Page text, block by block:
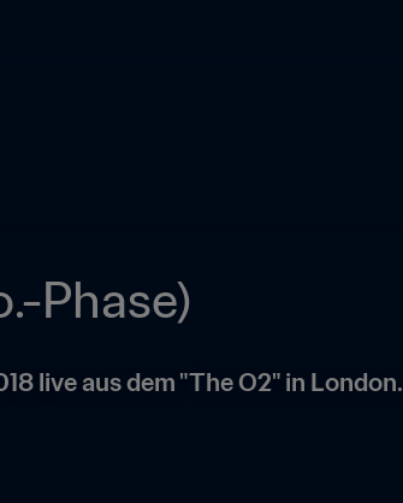
Phase)
live aus dem "The O2" in London.